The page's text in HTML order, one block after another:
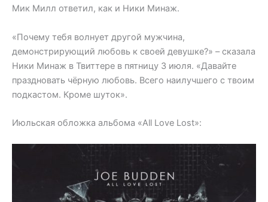
Мик Милл ответил, как и Ники Минаж.
«Почему тебя волнует другой мужчина,
демонстрирующий любовь к своей девушке?» – сказала
Ники Минаж в Твиттере в пятницу 3 июля. «Давайте
праздновать чёрную любовь. Всего наилучшего с твоим
подкастом. Кроме шуток».
Июльская обложка альбома «All Love Lost»: